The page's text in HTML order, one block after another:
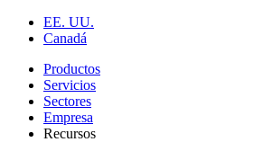
EE. UU.
Canadá
Productos
Servicios
Sectores
Empresa
Recursos